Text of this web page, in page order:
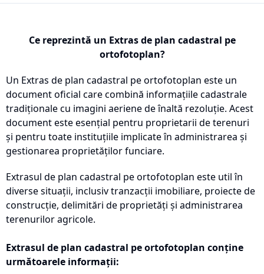
Ce reprezintă un Extras de plan cadastral pe
ortofotoplan?
Un Extras de plan cadastral pe ortofotoplan este un
document oficial care combină informațiile cadastrale
tradiționale cu imagini aeriene de înaltă rezoluție. Acest
document este esențial pentru proprietarii de terenuri
și pentru toate instituțiile implicate în administrarea și
gestionarea proprietăților funciare.
Extrasul de plan cadastral pe ortofotoplan este util în
diverse situații, inclusiv tranzacții imobiliare, proiecte de
construcție, delimitări de proprietăți și administrarea
terenurilor agricole.
Extrasul de plan cadastral pe ortofotoplan conține
următoarele informații: